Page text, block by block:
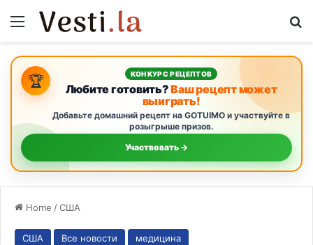
Menu
🏆 КОНКУРС РЕЦЕПТОВ
Любите готовить?Ваш рецепт может
выиграть!
Добавьте домашний рецепт на GOTUIMO и участвуйте в
розыгрыше призов.
Участвовать →
Home /США
США Все новости медицина